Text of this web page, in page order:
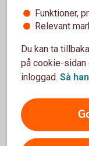
Funktioner,
Relevant
Du kan ta
på cookie-sidan
inloggad. Så